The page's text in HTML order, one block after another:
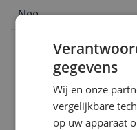
Nee
Nisbreedte
Nisdiepte
gegevens
Wij en onze
vergelijkbare
op uw apparaat